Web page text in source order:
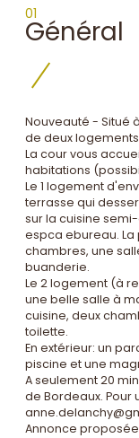
01
Général
Nouveauté - Situé
de deux
La cour vous
habitations
Le 1 logement
terrasse qui
sur la cuisine
espca ebureau.
chambres, une
buanderie.
Le 2 logement (à
une belle salle à
cuisine, deux
toilette.
En extérieur: un
piscine et une
A seulement 20
de Bordeaux. Pour
Annonce